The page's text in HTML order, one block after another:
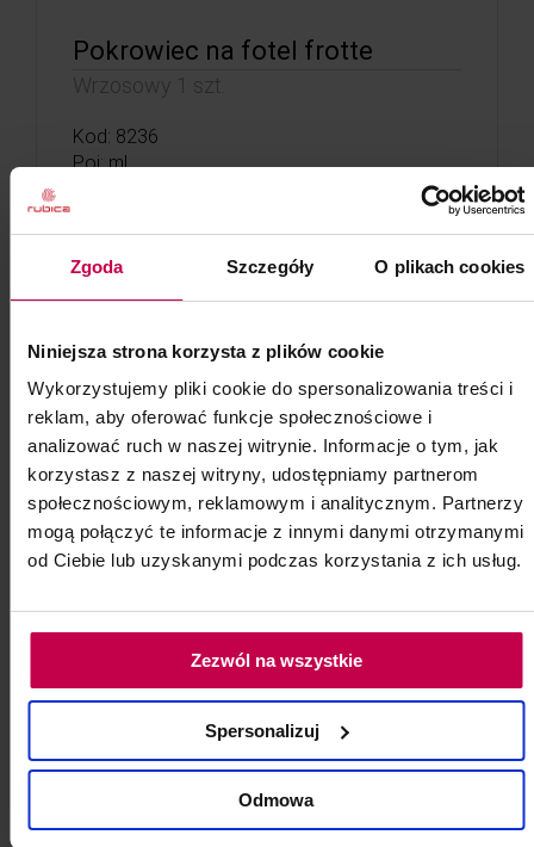
Zgoda Szczegóły O plikach cookies
Niniejsza strona korzysta z plików cookie
Wykorzystujemy pliki cookie do spersonalizowania treści i
reklam, aby oferować funkcje społecznościowe i
analizować ruch w naszej witrynie. Informacje o tym, jak
korzystasz z naszej witryny, udostępniamy partnerom
społecznościowym, reklamowym i analitycznym. Partnerzy
mogą połączyć te informacje z innymi danymi otrzymanymi
od Ciebie lub uzyskanymi podczas korzystania z ich usług.
Zezwól na wszystkie
Spersonalizuj
Odmowa
Pokrowiec na fotel frotte
Wrzosowy 1 szt.
Kod: 8236
Poj: ml
35, - 33, - zł